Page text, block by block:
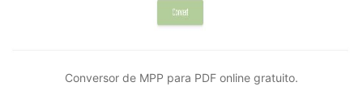
Conversor de MPP para PDF online gratuito.